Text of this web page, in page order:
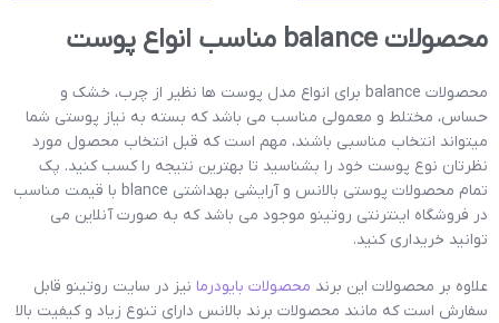
محصولات balance مناسب انواع پوست
محصولات balance برای انواع مدل پوست ها نظیر از چرب، خشک و
حساس، مختلط و معمولی مناسب می باشد که بسته به نیاز پوستی شما
میتواند انتخاب مناسبی باشند، مهم است که قبل انتخاب محصول مورد
نظرتان نوع پوست خود را بشناسید تا بهترین نتیجه را کسب کنید. پک
تمام محصولات پوستی بالانس و آرایشی بهداشتی blance با قیمت مناسب
در فروشگاه اینترنتی روتینو موجود می باشد که به صورت آنلاین می
توانید خریداری کنید.
علاوه بر محصولات این برند محصولات بایودرما نیز در سایت روتینو قابل
سفارش است که مانند محصولات برند بالانس دارای تنوع زیاد و کیفیت بالا